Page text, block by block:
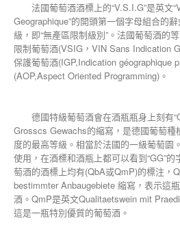
法國葡萄酒酒標上的“V.S.I.G”是英文
Geographique”的開頭第一個字母組合的
級，即“無產區限制級別”。法國葡萄酒的
限制葡萄酒(VSIG，VIN Sans Indication
保護葡萄酒(IGP,Indication géographique
(AOP,Aspect Oriented Programming)。
德國特級葡萄酒會在酒瓶瓶身上刻有
Grosscs Gewachs的縮寫，是德國葡萄種
度的最高等級。相當於法國的一級葡萄園
使用，在酒標和酒瓶上都可以看到“GG”
萄酒的酒標上均有(QbA或QmP)的標注，
bestimmter Anbaugebiete 縮寫，表示這
酒。QmP是英文Qualitaetswein mit
這是一瓶特別優質的葡萄酒。